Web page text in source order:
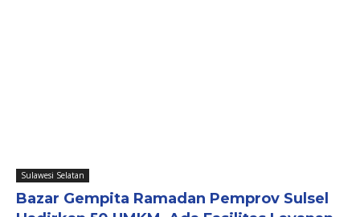
Sulawesi Selatan
Bazar Gempita Ramadan Pemprov Sulsel